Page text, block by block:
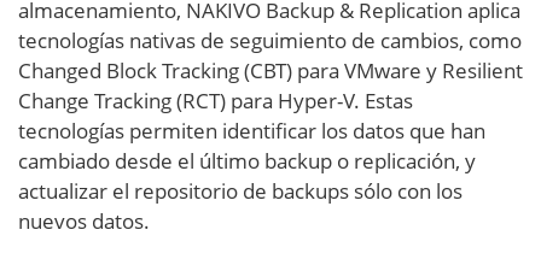
almacenamiento, NAKIVO Backup & Replication aplica
tecnologías nativas de seguimiento de cambios, como
Changed Block Tracking (CBT) para VMware y Resilient
Change Tracking (RCT) para Hyper-V. Estas
tecnologías permiten identificar los datos que han
cambiado desde el último backup o replicación, y
actualizar el repositorio de backups sólo con los
nuevos datos.